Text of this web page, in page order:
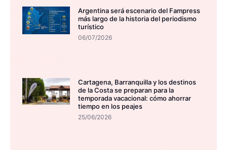
Argentina será escenario del Fampress
más largo de la historia del periodismo
turístico
06/07/2026
Cartagena, Barranquilla y los destinos
de la Costa se preparan para la
temporada vacacional: cómo ahorrar
tiempo en los peajes
25/06/2026